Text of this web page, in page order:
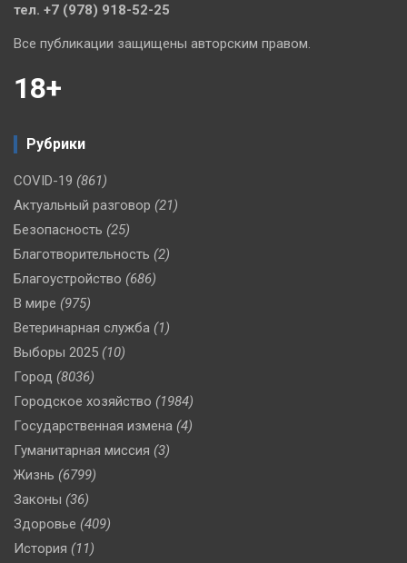
тел. +7 (978) 918-52-25
Все публикации защищены авторским правом.
18+
Рубрики
COVID-19 (861)
Актуальный разговор (21)
Безопасность (25)
Благотворительность (2)
Благоустройство (686)
В мире (975)
Ветеринарная служба (1)
Выборы 2025 (10)
Город (8036)
Городское хозяйство (1984)
Государственная измена (4)
Гуманитарная миссия (3)
Жизнь (6799)
Законы (36)
Здоровье (409)
История (11)